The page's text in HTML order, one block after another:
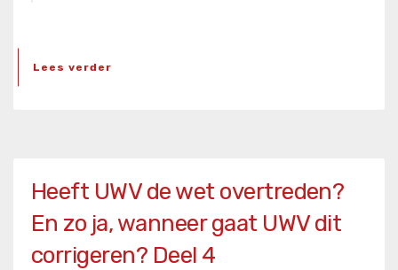
Lees verder
Heeft UWV de wet overtreden?
En zo ja, wanneer gaat UWV dit
corrigeren? Deel 4